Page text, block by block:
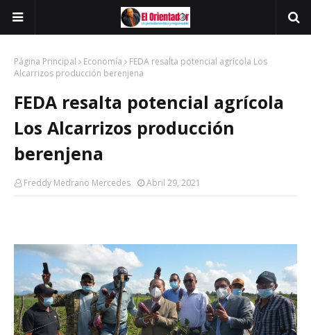
Página Principal Economía
FEDA resalta potencial agrícola Los
Alcarrizos producción berenjena
FEDA resalta potencial agrícola
Los Alcarrizos producción
berenjena
Freddy Medrano Mercedes Abril 29, 2021